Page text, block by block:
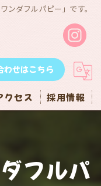
ダフルパピー」です。
わせはこちら
クセス 採用情報
フルパ